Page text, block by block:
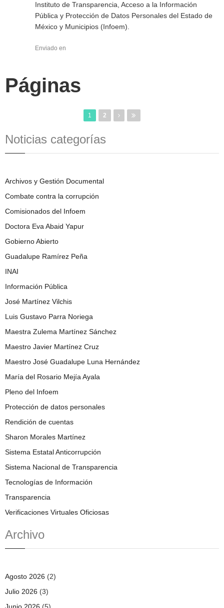
Instituto de Transparencia, Acceso a la Información
Pública y Protección de Datos Personales del Estado de
México y Municipios (Infoem).
Enviado en
Páginas
1 2
Noticias categorías
Archivos y Gestión Documental
Combate contra la corrupción
Comisionados del Infoem
Doctora Eva Abaid Yapur
Gobierno Abierto
Guadalupe Ramírez Peña
INAI
Información Pública
José Martínez Vilchis
Luis Gustavo Parra Noriega
Maestra Zulema Martínez Sánchez
Maestro Javier Martínez Cruz
Maestro José Guadalupe Luna Hernández
María del Rosario Mejía Ayala
Pleno del Infoem
Protección de datos personales
Rendición de cuentas
Sharon Morales Martínez
Sistema Estatal Anticorrupción
Sistema Nacional de Transparencia
Tecnologías de Información
Transparencia
Verificaciones Virtuales Oficiosas
Archivo
Agosto 2026 (2)
Julio 2026 (3)